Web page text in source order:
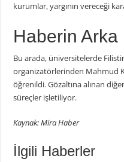
kurumlar, yargının vereceği
Haberin Arka
Bu arada, üniversitelerde
organizatörlerinden Mahmud
öğrenildi. Gözaltına alınan
süreçler işletiliyor.
Kaynak: Mira Haber
İlgili Haberler